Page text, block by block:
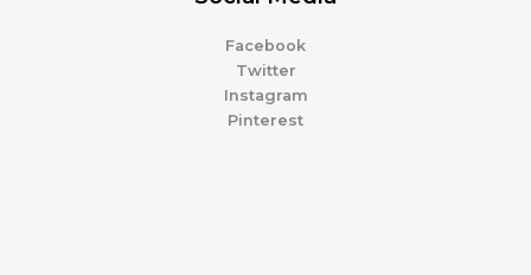
Facebook
Twitter
Instagram
Pinterest